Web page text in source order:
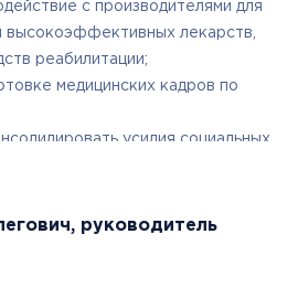
с производителями для
высокоэффективных лекарств,
реабилитации;
медицинских кадров по
усилия социальных
проблемы РС;
руководитель